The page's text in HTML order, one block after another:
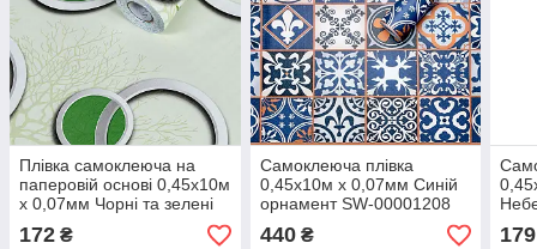
Плівка самоклеюча на
паперовій основі 0,45х10м
х 0,07мм Чорні та зелені
дерева SW-00002440
172 ₴
Самоклеюча плівка
0,45х10м х 0,07мм Синій
орнамент SW-00001208
440₴ 179